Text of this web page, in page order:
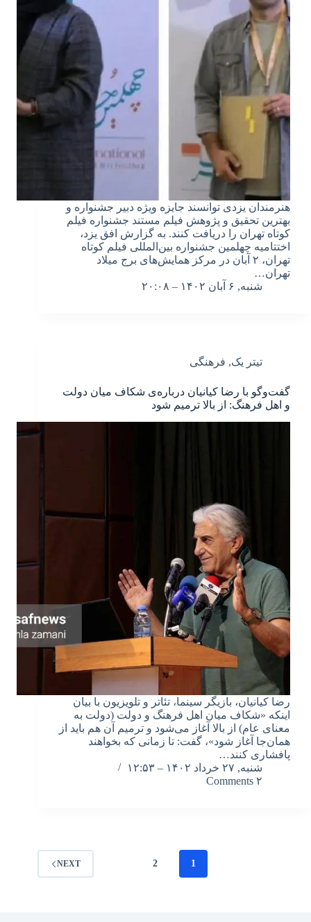
هنرمندان یزدی توانسند جایزه ویژه دبیر جشنواره و
بهترین تحقیق و پژوهش فیلم مستند جشنواره فیلم
کوتاه تهران را دریافت کنند. به گزارش افق یزد،
اختتامیه چهلمین جشنواره بین‌المللی فیلم کوتاه
تهران، ۲ آبان در مرکز همایش‌های برج میلاد
تهران…
شنبه, ۶ آبان ۱۴۰۲ – ۲۰:۰۸
تیتر یک, فرهنگی
گفت‌وگو با رضا کیانیان درباره‌ی شکاف میان دولت
و اهل فرهنگ: از بالا ترمیم شود
رضا کیانیان، بازیگر سینما، تئاتر و تلویزیون با بیان
اینکه «شکاف میان اهل فرهنگ و دولت (دولت به
معنای عام) از بالا آغاز می‌شود و ترمیم آن هم باید از
همان‌جا آغاز شود»، گفت: تا زمانی که بخواهند
پافشاری کنند…
شنبه, ۲۷ خرداد ۱۴۰۲ – ۱۲:۵۳
۲ Comments
1
2
NEXT